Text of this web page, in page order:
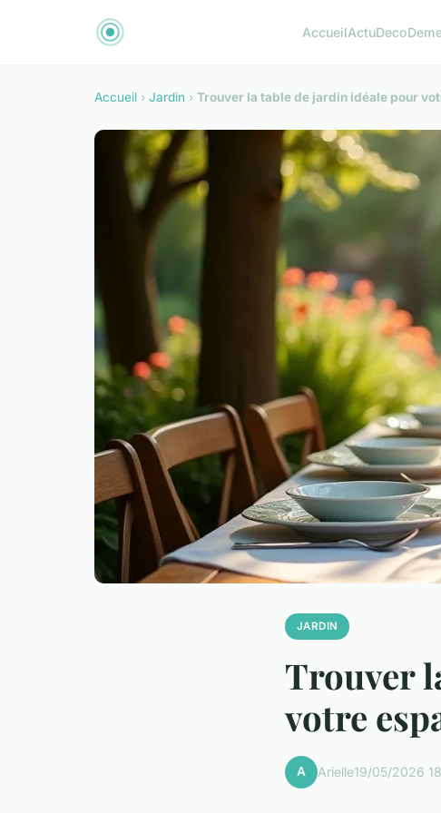
AccueilActuDeco
Accueil › Jardin › Trouver la table de jardin idéale pour
JARDIN
Trouver
votre
A Arielle19/05/2026